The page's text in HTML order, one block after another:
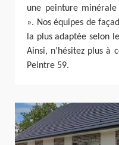
une peinture
». Nos équipes de
la plus adaptée selon
Ainsi, n’hésitez plus à
Peintre 59.